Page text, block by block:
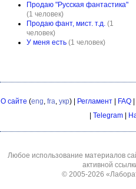
Продаю "Русская фантастика"
(1 человек)
Продаю фант, мист. т.д. (1
человек)
У меня есть (1 человек)
О сайте (eng, fra, укр) | Регламент| FAQ|
Telegram
Любое использование материалов
активной
© 2005-2026